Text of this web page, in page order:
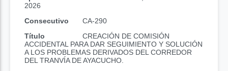
2026
Consecutivo
CA-290
Título
CREACIÓN DE COMISIÓN
ACCIDENTAL PARA DAR SEGUIMIENTO Y SOLUCIÓN
A LOS PROBLEMAS DERIVADOS DEL CORREDOR
DEL TRANVÍA DE AYACUCHO.